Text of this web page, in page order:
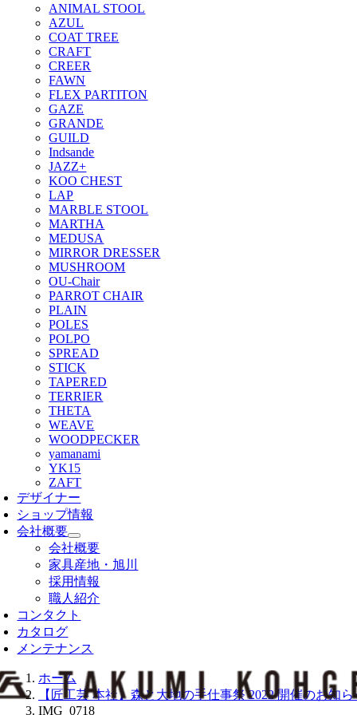
ANIMAL STOOL
AZUL
COAT TREE
CRAFT
CREER
FAWN
FLEX PARTITON
GAZE
GRANDE
GUILD
Indsande
JAZZ+
KOO CHEST
LAP
MARBLE STOOL
MARTHA
MEDUSA
MIRROR DRESSER
MUSHROOM
OU-Chair
PARROT CHAIR
PLAIN
POLES
POLPO
SPREAD
STICK
TAPERED
TERRIER
THETA
WEAVE
WOODPECKER
yamanami
YK15
ZAFT
デザイナー
ショップ情報
会社概要
会社概要
家具産地・旭川
採用情報
職人紹介
コンタクト
カタログ
メンテナンス
ホーム
【匠工芸 本社】森と大地の手仕事祭 2022 開催のお知ら
IMG_0718